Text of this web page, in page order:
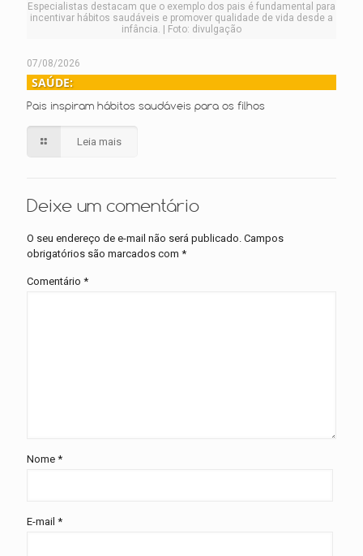
Especialistas destacam que o exemplo dos pais é fundamental para
incentivar hábitos saudáveis e promover qualidade de vida desde a
infância. | Foto: divulgação
07/08/2026
SAÚDE:
Pais inspiram hábitos saudáveis para os filhos
Leia mais
Deixe um comentário
O seu endereço de e-mail não será publicado. Campos
obrigatórios são marcados com *
Comentário *
Nome *
E-mail *